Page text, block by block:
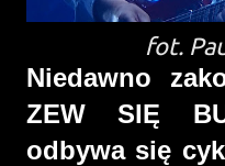
fot.
Niedawno
ZEW SIĘ
odbywa się